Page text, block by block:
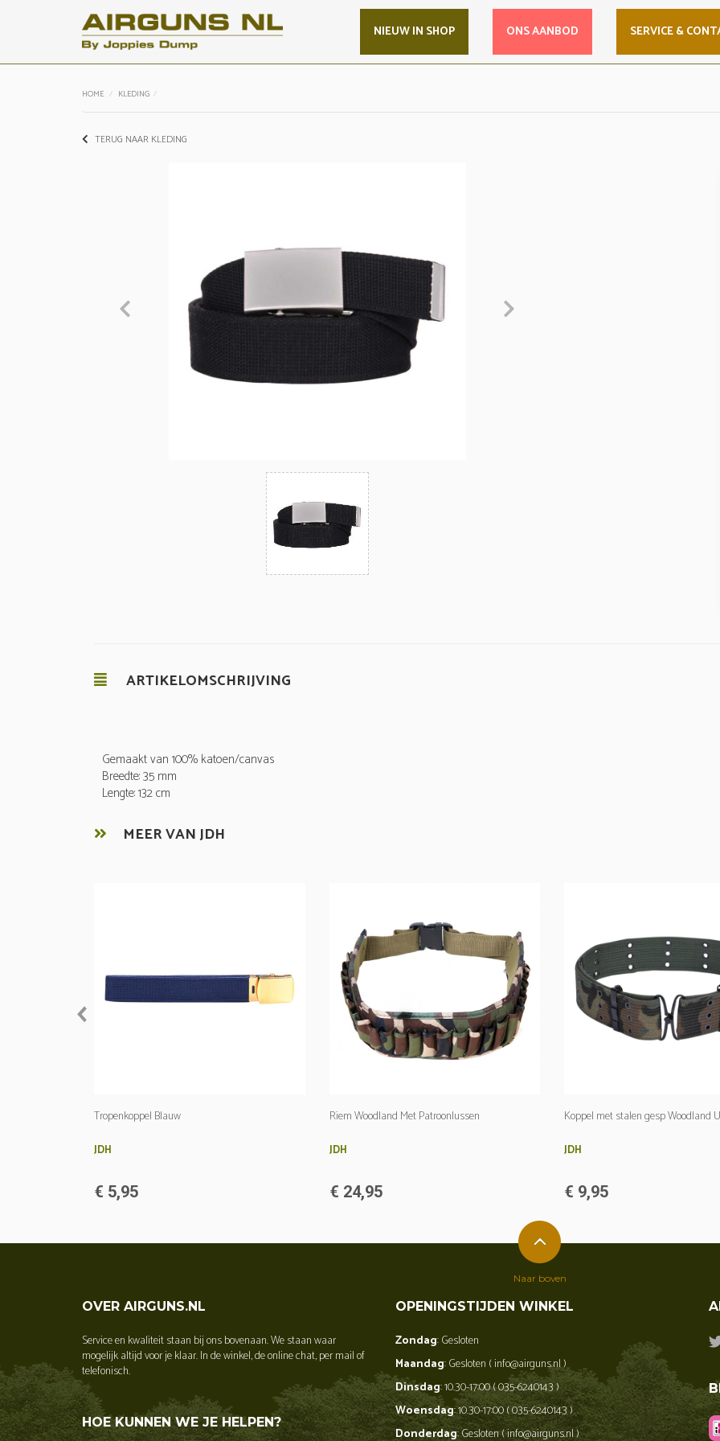
NIEUW IN SHOP ONS AANBOD SERVICE &
HOME KLEDING
TERUG NAAR KLEDING
ARTIKELOMSCHRIJVING
Gemaakt van 100% katoen/canvas
Breedte: 35 mm
Lengte: 132 cm
MEER VAN JDH
Tropenkoppel Blauw
JDH
€ 5,95
Riem Woodland Met Patroonlussen
JDH
€ 24,95
Koppel met stalen gesp Woodland
JDH
€ 9,95
OVER AIRGUNS.NL
Service en kwaliteit staan bij ons bovenaan. We staan waar
mogelijk altijd voor je klaar. In de winkel, de online chat, per mail of
telefonisch.
HOE KUNNEN WE JE HELPEN?
OPENINGSTIJDEN WINKEL
Zondag: Gesloten
Maandag: Gesloten ( info@airguns.nl )
Dinsdag: 10.30-17:00 ( 035-6240143 )
Woensdag: 10.30-17:00 ( 035-6240143 )
Donderdag: Gesloten ( info@airguns.nl )
Naar boven